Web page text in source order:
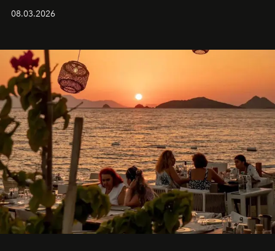
08.03.2026